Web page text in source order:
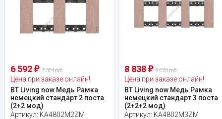
6 592 ₽ 7 324 руб.
Цена при заказе онлайн!
BT Living now Медь Рамка
немецкий стандарт 2 поста
(2+2 мод)
Артикул: KA4802M2ZM
8 838₽ 9 820 руб.
Цена при заказе онлайн!
BT Living now Медь Рамка
немецкий стандарт 3 поста
(2+2+2 мод)
Артикул: KA4802M3ZM